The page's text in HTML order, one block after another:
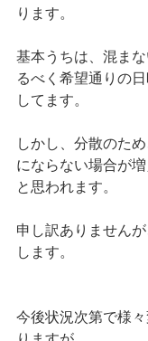
ります。
基本うちは、混ま
るべく希望通りの
してます。
しかし、分散のた
にならない場合が
と思われます。
申し訳ありません
します。
今後状況次第で様